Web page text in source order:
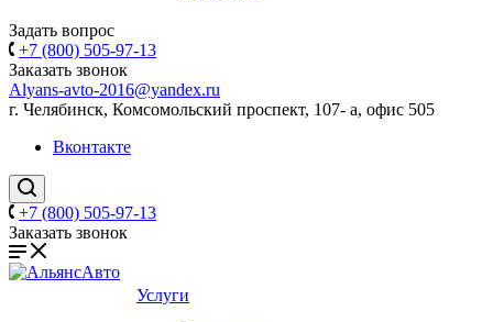
Задать вопрос
+7 (800) 505-97-13
Заказать звонок
Alyans-avto-2016@yandex.ru
г. Челябинск, Комсомольский проспект, 107- а, офис 505
Вконтакте
+7 (800) 505-97-13
Заказать звонок
Услуги